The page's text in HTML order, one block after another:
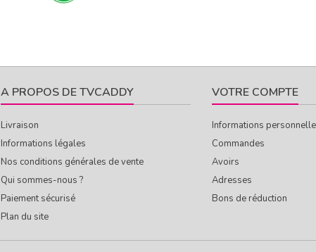
A PROPOS DE TVCADDY
Livraison
Informations légales
Nos conditions générales de vente
Qui sommes-nous ?
Paiement sécurisé
Plan du site
VOTRE COMPTE
Informations
Commandes
Avoirs
Adresses
Bons de réduction